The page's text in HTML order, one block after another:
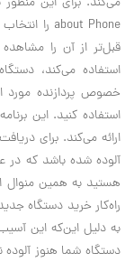
قبل‌تر از آن را
استفاده می‌کند،
استفاده کنید. این
ارائه می‌کند. برای دریافت CPU-Z از این
آلوده شده باشد که
هستید به همین منوال
راه‌کار خرید دستگاه
به دلیل این‌که این
دستگاه شما هنوز